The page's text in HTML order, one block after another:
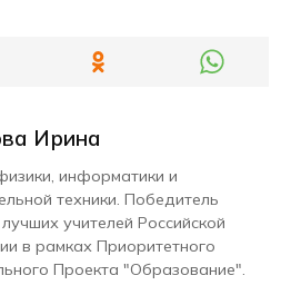
Ирина
информатики и
техники. Победитель
учителей Российской
в рамках Приоритетного
Проекта "Образование".